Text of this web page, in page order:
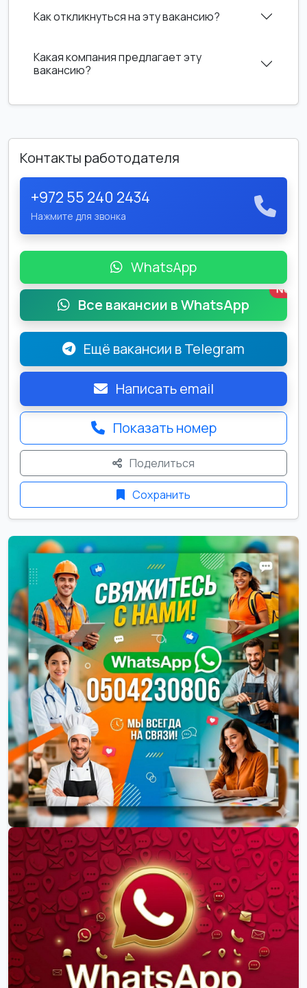
Как откликнуться на эту вакансию?
Какая компания предлагает эту
вакансию?
Контакты работодателя
+972 55 240 2434
Нажмите для звонка
WhatsApp
Все вакансии в WhatsApp
New
Ещё вакансии в Telegram
Написать email
Показать номер
Поделиться
Сохранить